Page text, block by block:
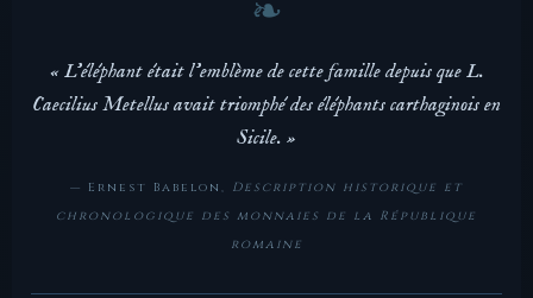
« L'éléphant était l'emblème de cette famille depuis que L.
Caecilius Metellus avait triomphé des éléphants carthaginois en
Sicile. »
— Ernest Babelon, Description historique et
chronologique des monnaies de la République
romaine